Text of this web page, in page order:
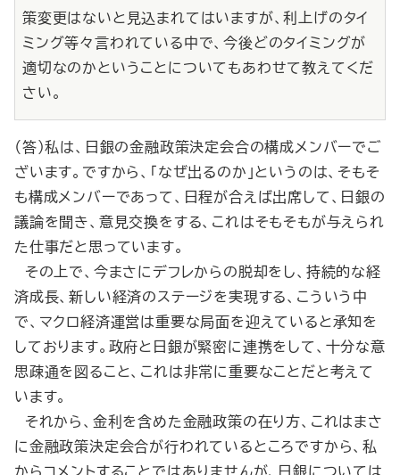
策変更はないと見込まれてはいますが、利上げのタイ
ミング等々言われている中で、今後どのタイミングが
適切なのかということについてもあわせて教えてくだ
さい。
（答）私は、日銀の金融政策決定会合の構成メンバーでご
ざいます。ですから、「なぜ出るのか」というのは、そもそ
も構成メンバーであって、日程が合えば出席して、日銀の
議論を聞き、意見交換をする、これはそもそもが与えられ
た仕事だと思っています。
その上で、今まさにデフレからの脱却をし、持続的な経
済成長、新しい経済のステージを実現する、こういう中
で、マクロ経済運営は重要な局面を迎えていると承知を
しております。政府と日銀が緊密に連携をして、十分な意
思疎通を図ること、これは非常に重要なことだと考えて
います。
それから、金利を含めた金融政策の在り方、これはまさ
に金融政策決定会合が行われているところですから、私
からコメントすることではありませんが、日銀については